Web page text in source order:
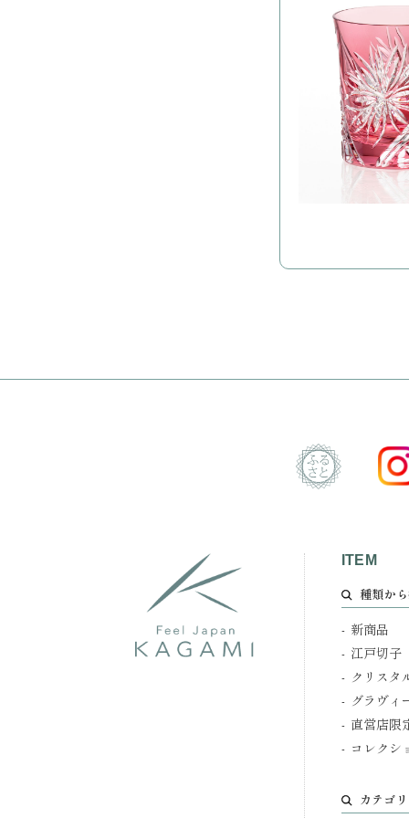
ITEM
種類か
新商品
江戸切子
クリスタ
グラヴィ
直営店限
コレクシ
カテゴ